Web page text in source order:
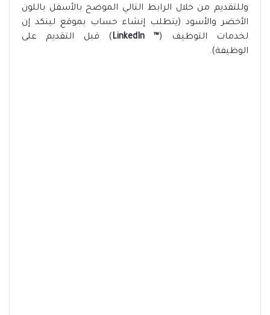
وللتقديم من خلال الرابط التالي الموضح بالأسفل باللون
الأخضر والأسود (يتطلب إنشاء حساب بموقع لينكد إن
لخدمات التوظيف (™ LinkedIn
) قبل التقديم على
الوظيفة).